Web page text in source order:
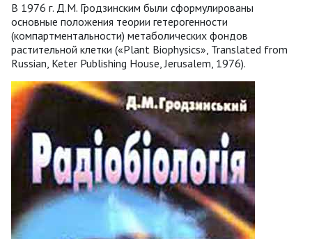
В 1976 г. Д.М. Гродзинским были сформулированы
основные положения теории гетерогенности
(компартментальности) метаболических фондов
растительной клетки («Plant Biophysics», Translated from
Russian, Keter Publishing House, Jerusalem, 1976).